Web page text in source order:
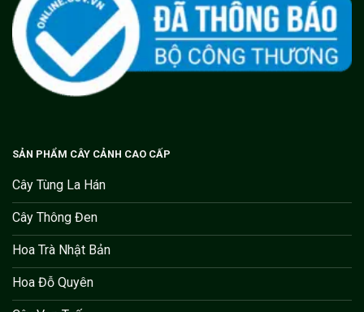
SẢN PHẨM CÂY CẢNH CAO CẤP
Cây Tùng La Hán
Cây Thông Đen
Hoa Trà Nhật Bản
Hoa Đỗ Quyên